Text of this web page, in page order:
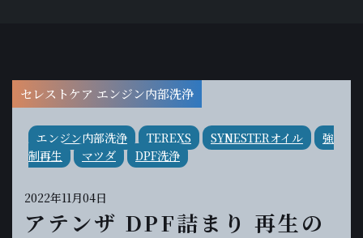
セレストケア エンジン内部洗浄
エンジン内部洗浄 TEREXS SYNESTERオイル
強
制再生
マツダ DPF洗浄
2022年11月04日
アテンザ DPF詰まり 再生の